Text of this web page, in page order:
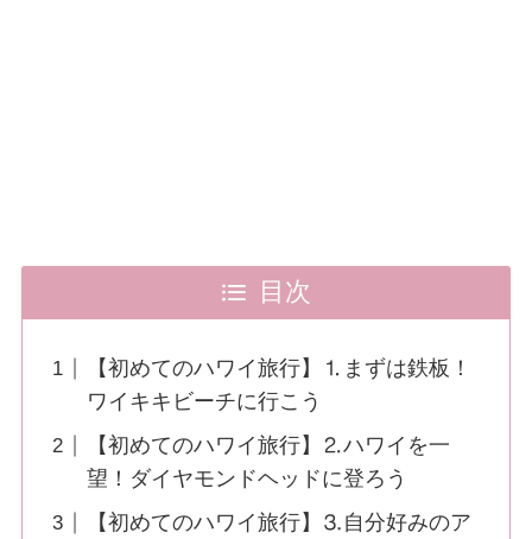
目次
【初めてのハワイ旅行】⒈まずは鉄板！
ワイキキビーチに行こう
【初めてのハワイ旅行】⒉ハワイを一
望！ダイヤモンドヘッドに登ろう
【初めてのハワイ旅行】⒊自分好みのア